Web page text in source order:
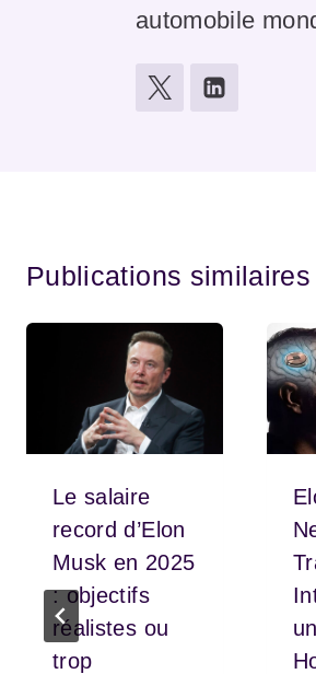
automobile
Publications similaires
Le salaire
record d’Elon
Musk en 2025
: objectifs
réalistes ou
trop